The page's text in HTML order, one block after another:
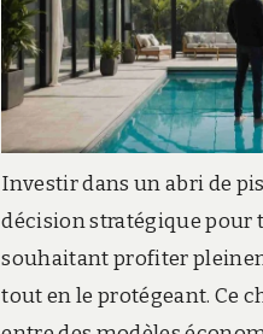
Investir dans un abri de
décision stratégique pour
souhaitant profiter
tout en le protégeant. Ce